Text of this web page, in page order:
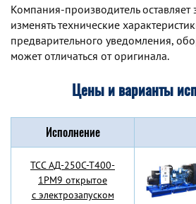
Компания-производитель оставляет
изменять технические
предварительного уведомления,
может отличаться от оригинала.
Цены и варианты
Исполнение
TCC АД-250С-Т400-
1РМ9 открытое
с электрозапуском